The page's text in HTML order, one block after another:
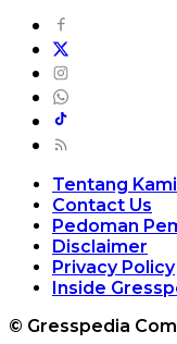
Tentang Kami
Contact Us
Pedoman
Disclaimer
Privacy Policy
Inside
© Gresspedia